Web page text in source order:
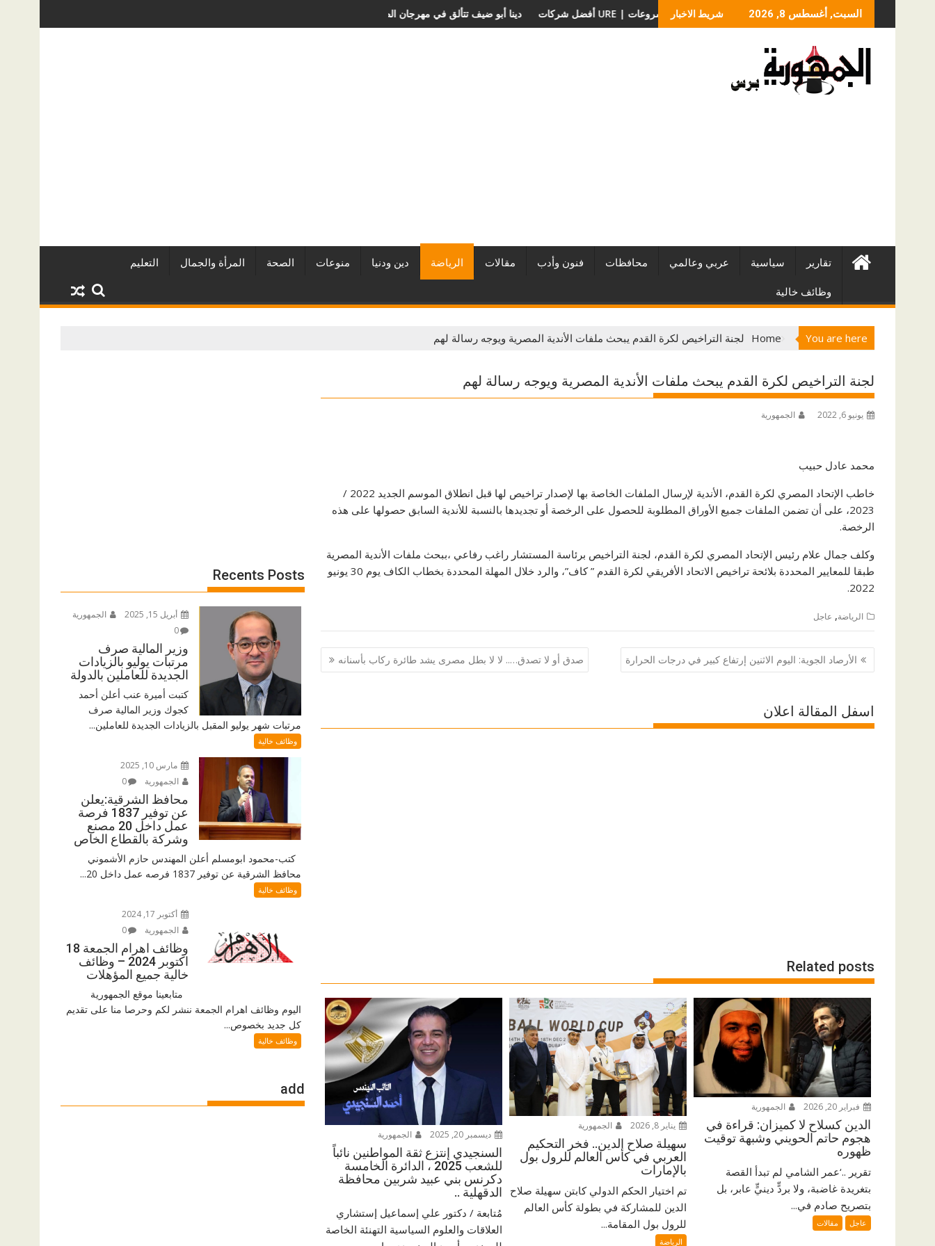
to
السبت, أغسطس 8, 2026 شريط الاخبار دينا أبو ضيف تتألق في مهرجان الصخرة الدولي للفاشون.. وتُتوَّج بلقب أفضل مصممة أزياء لعام 2026 أفضل شركات التطوير العقاري في مصر من URE | أكبر المطورين العقاريين وأبرز المشروعاتعملية الانزلاق الغضروفي بالمنظار؟ ولماذا يختلف من مريض لآخر؟
تقارير سياسية عربي وعالمي محافظات فنون وأدب مقالات الرياضة دين ودنيا منوعات الصحة المرأة والجمال التعليم
وظائف خالية
You are here
Home لجنة التراخيص لكرة القدم يبحث ملفات الأندية المصرية ويوجه رسالة لهم
لجنة التراخيص لكرة القدم يبحث ملفات الأندية المصرية ويوجه رسالة لهم
يونيو 6, 2022 الجمهورية
محمد عادل حبيب
خاطب الإتحاد المصري لكرة القدم، الأندية لإرسال الملفات الخاصة بها لإصدار تراخيص لها قبل انطلاق الموسم الجديد 2022 /
2023، على أن تضمن الملفات جميع الأوراق المطلوبة للحصول على الرخصة أو تجديدها بالنسبة للأندية السابق حصولها على هذه
الرخصة.
وكلف جمال علام رئيس الإتحاد المصري لكرة القدم، لجنة التراخيص برئاسة المستشار راغب رفاعي ،ببحث ملفات الأندية المصرية
طبقا للمعايير المحددة بلائحة تراخيص الاتحاد الأفريقي لكرة القدم ” كاف”، والرد خلال المهلة المحددة بخطاب الكاف يوم 30 يونيو
2022.
الرياضة, عاجل
تصفّح
المقالات
الأرصاد الجوية: اليوم الاثنين إرتفاع كبير في درجات الحرارة صدق أو لا تصدق….. لا لا بطل مصرى يشد طائرة ركاب بأسنانه
اسفل المقالة اعلان
Related posts
فبراير 20, 2026 الجمهورية
الدين كسلاح لا كميزان: قراءة في
هجوم حاتم الحويني وشبهة توقيت
ظهوره
تقرير ..‘عمر الشامي لم تبدأ القصة
بتغريدة غاضبة، ولا بردٍّ دينيٍّ عابر، بل
بتصريح صادم في...
عاجل مقالات
يناير 8, 2026 الجمهورية
سهيلة صلاح الدين.. فخر التحكيم
العربي في كأس العالم للرول بول
بالإمارات
تم اختيار الحكم الدولي كابتن سهيلة صلاح
الدين للمشاركة في بطولة كأس العالم
للرول بول المقامة...
الرياضة
ديسمبر 20, 2025 الجمهورية
السنجيدي إنتزع ثقة المواطنين نائباً
للشعب 2025 ، الدائرة الخامسة
دكرنس بني عبيد شربين محافظة
الدقهلية ..
مُتابعة / دكتور علي إسماعيل إستشاري
العلاقات والعلوم السياسية التهنئة الخاصة
Recents Posts
أبريل 15, 2025
الجمهورية
0
وزير المالية صرف
مرتبات يوليو بالزيادات
الجديدة للعاملين بالدولة
كتبت أميرة عنب أعلن أحمد
كجوك وزير المالية صرف
مرتبات شهر يوليو المقبل بالزيادات الجديدة للعاملين...
وظائف خالية
مارس 10, 2025
الجمهورية
0
محافظ الشرقية:يعلن
عن توفير 1837 فرصة
عمل داخل 20 مصنع
وشركة بالقطاع الخاص
كتب-محمود ابومسلم أعلن المهندس حازم الأشموني
محافظ الشرقية عن توفير 1837 فرصه عمل داخل 20...
وظائف خالية
أكتوبر 17, 2024
الجمهورية
0
وظائف اهرام الجمعة 18
اكتوبر 2024 – وظائف
خالية جميع المؤهلات
متابعينا موقع الجمهورية
اليوم وظائف اهرام الجمعة ننشر لكم وحرصا منا على تقديم
كل جديد بخصوص...
وظائف خالية
add